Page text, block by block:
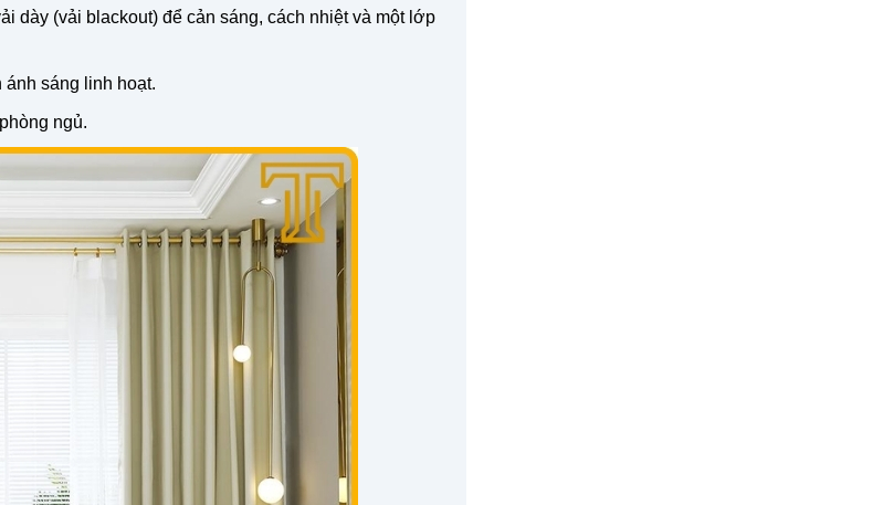
dày (vải blackout) để cản sáng, cách nhiệt và một lớp
sáng linh hoạt.
ngủ.